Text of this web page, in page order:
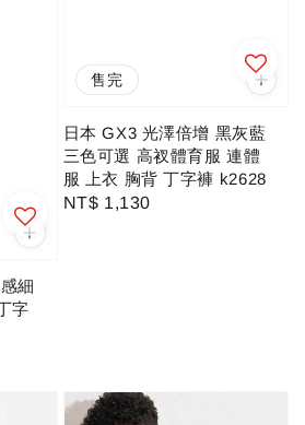
細
字
售完
日本 GX3 光澤倍增 黑灰藍
三色可選 高衩體育服 連體
服 上衣 胸背 丁字褲 k2628
Regular
NT$ 1,130